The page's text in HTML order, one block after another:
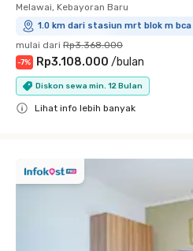
Melawai, Kebayoran Baru
1.0 km dari stasiun mrt blok m bca
mulai dari Rp3.368.000
-7% Rp3.108.000 /bulan
Diskon sewa min. 12 Bulan
Lihat info lebih banyak